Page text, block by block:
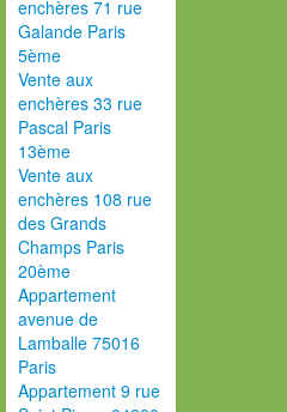
enchères 71 rue
Galande Paris
5ème
Vente aux
enchères 33 rue
Pascal Paris
13ème
Vente aux
enchères 108 rue
des Grands
Champs Paris
20ème
Appartement
avenue de
Lamballe 75016
Paris
Appartement 9 rue